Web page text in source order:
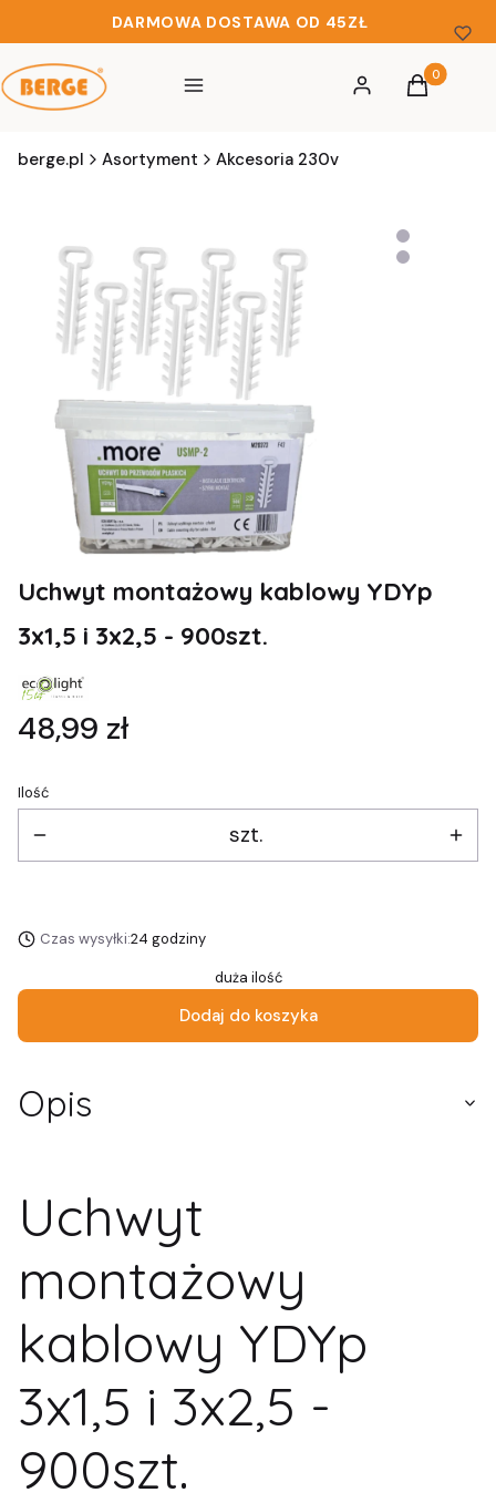
DARMOWA DOSTAWA OD 45ZŁ
Menu Zaloguj sięProdukty
Koszyk
berge.pl Asortyment Akcesoria 230v
Uchwyt montażowy kablowy YDYp
3x1,5 i 3x2,5 - 900szt.
Cena
48,99 zł
Ilość
szt.
Czas wysyłki:24 godziny
duża ilość
Dodaj do koszyka
Opis
Uchwyt
montażowy
kablowy YDYp
3x1,5 i 3x2,5 -
900szt.